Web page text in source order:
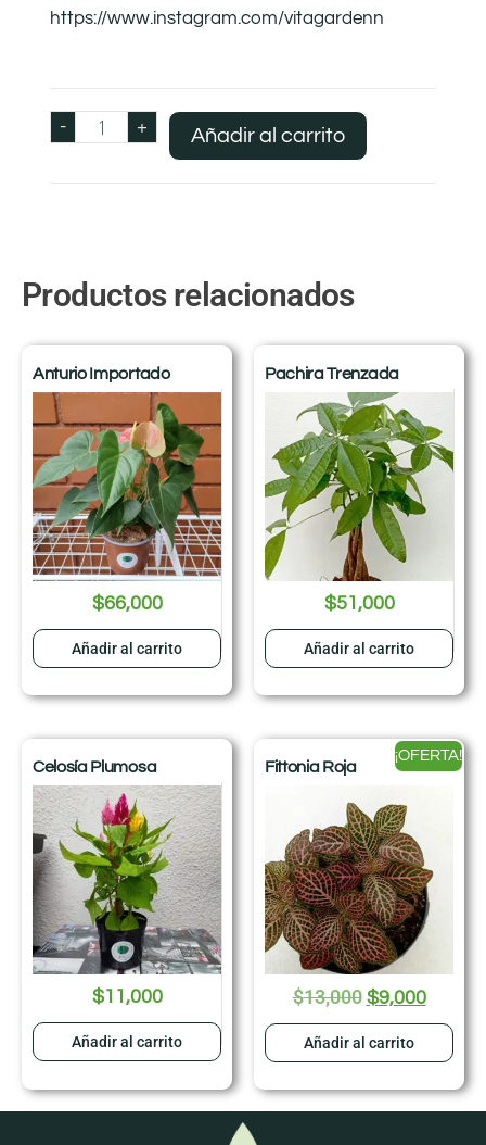
https://www.instagram.com/vitagardenn
- + Añadir al carrito
Productos relacionados
Anturio Importado
$66,000
Añadir al carrito
Pachira Trenzada
$51,000
Añadir al carrito
Celosía Plumosa
$11,000
Añadir al carrito
Fittonia Roja
¡OFERTA!
$13,000 $9,000
Añadir al carrito